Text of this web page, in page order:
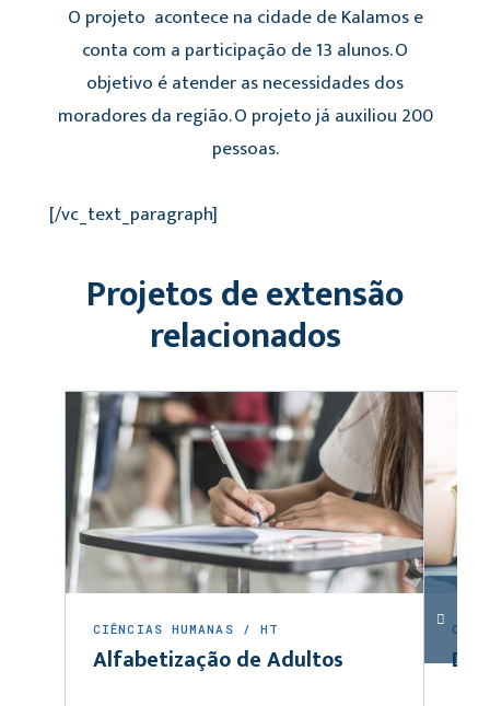
O projeto acontece na cidade de Kalamos e
conta com a participação de 13 alunos. O
objetivo é atender as necessidades dos
moradores da região. O projeto já auxiliou 200
pessoas.
[/vc_text_paragraph]
Projetos de extensão
relacionados
CIÊNCIAS HUMANAS / HT
Alfabetização de Adultos